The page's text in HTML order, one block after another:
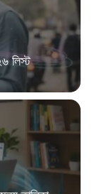
লিস্ট